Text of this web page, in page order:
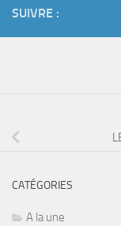
SUIVRE :
CATÉGORIES
A la une